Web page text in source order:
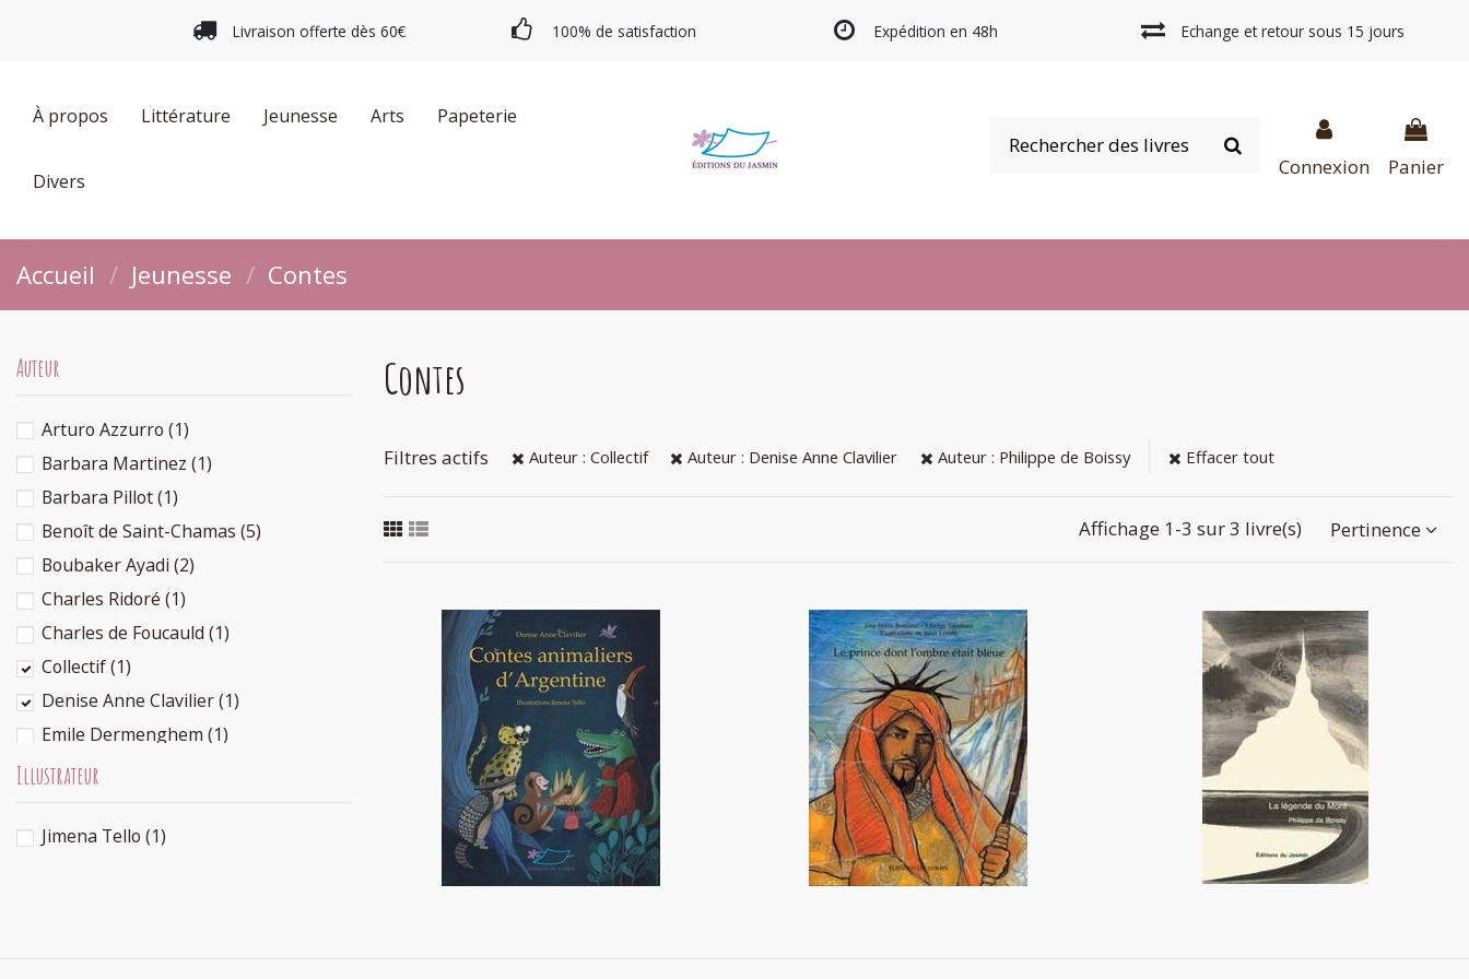
Livraison offerte dès 60€ 100% de satisfaction Expédition en 48h Echange et retour sous 15 jours
À propos Littérature Jeunesse Arts Papeterie
Divers
Connexion Panier
Accueil Jeunesse Contes
Contes
Filtres actifs Auteur : Collectif Auteur : Denise Anne Clavilier Auteur : Philippe de Boissy Effacer tout
Affichage 1-3 sur 3 livre(s) Pertinence
Contes animaliers d'Argentine
12,90 €
Le prince dont l'ombre était bleue
12,20 €
La légende du Mont
Auteur
Arturo Azzurro (1)
Barbara Martinez (1)
Barbara Pillot(1)
Benoît de Saint-Chamas (5)
Boubaker Ayadi (2)
Charles Ridoré (1)
Charles de Foucauld (1)
Collectif(1)
Denise Anne Clavilier(1)
Emile Dermenghem (1)
Emilia Stepien
Estelle Cantala
Illustrateur
Jimena Tello (1)